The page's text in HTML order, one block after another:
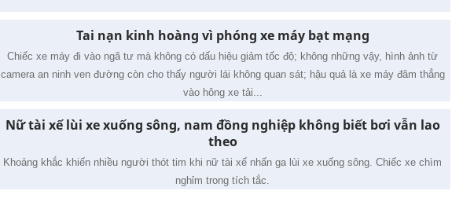
Tai nạn kinh hoàng vì phóng xe máy bạt mạng
Chiếc xe máy đi vào ngã tư mà không có dấu hiệu giảm tốc độ; không những vậy, hình ảnh từ
camera an ninh ven đường còn cho thấy người lái không quan sát; hậu quả là xe máy đâm thẳng
vào hông xe tải...
Nữ tài xế lùi xe xuống sông, nam đồng nghiệp không biết bơi vẫn lao
theo
Khoảng khắc khiến nhiều người thót tim khi nữ tài xế nhấn ga lùi xe xuống sông. Chiếc xe chìm
nghỉm trong tích tắc.